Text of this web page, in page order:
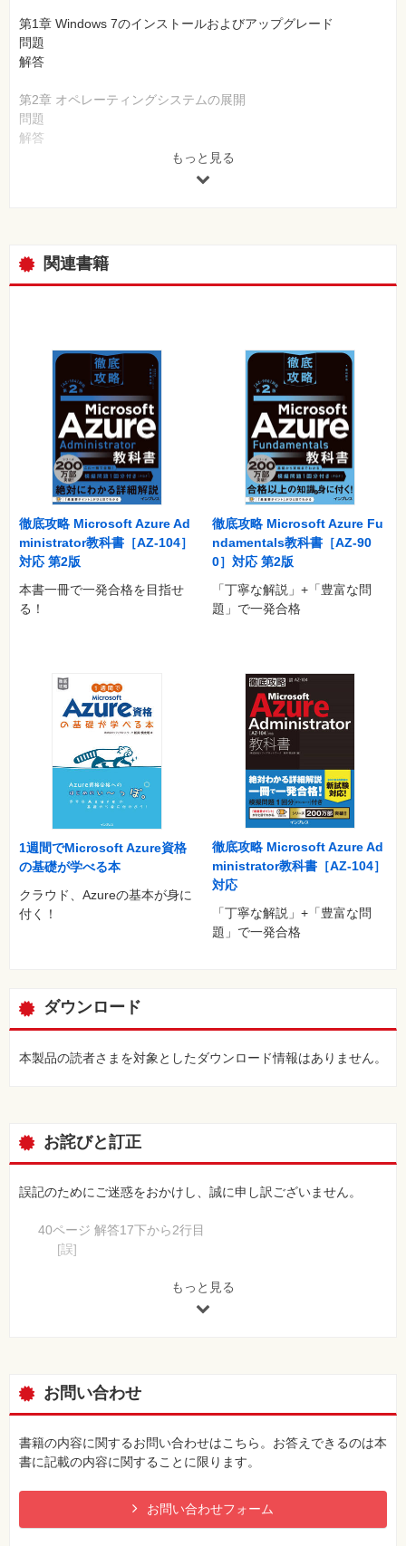
第1章 Windows 7のインストールおよびアップグレード
問題
解答
第2章 オペレーティングシステムの展開
問題
解答
第3章 ハードウェアとアプリケーションの構成
第4章 ネットワーク接続の構成
問題
解答
第6章 モバイルコンピューティングの構成
第7章 オペレーティングシステムの監視および保守
解答
第8章 バックアップと復元オプションの構成
解答
もっと見る
関連書籍
徹底攻略 Microsoft Azure Ad
ministrator教科書［AZ-104］
対応 第2版
本書一冊で一発合格を目指せ
る！
徹底攻略 Microsoft Azure Fu
ndamentals教科書［AZ-90
0］対応 第2版
「丁寧な解説」+「豊富な問
題」で一発合格
1週間でMicrosoft Azure資格
の基礎が学べる本
クラウド、Azureの基本が身に
付く！
徹底攻略 Microsoft Azure Ad
ministrator教科書［AZ-104］
対応
「丁寧な解説」+「豊富な問
題」で一発合格
ダウンロード
本製品の読者さまを対象としたダウンロード情報はありません。
お詫びと訂正
誤記のためにご迷惑をおかけし、誠に申し訳ございません。
40ページ 解答17下から2行目
[誤]
[誤]
Discart イメージに加えた変更を破棄する
[正]
Discard イメージに加えた変更を破棄する
備考：
（正）Discard
もっと見る
お問い合わせ
書籍の内容に関するお問い合わせはこちら。お答えできるのは本
書に記載の内容に関することに限ります。
お問い合わせフォーム